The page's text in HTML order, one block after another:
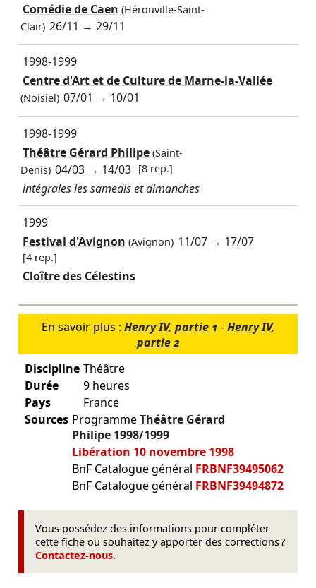
Comédie de Caen (Hérouville-Saint-
Clair) 26/11 →29/11
1998-1999
Centre d'Art et de Culture de Marne-la-Vallée
(Noisiel) 07/01 → 10/01
1998-1999
Théâtre Gérard Philipe(Saint-
Denis) 04/03 → 14/03 [8 rep.]
intégrales les samedis et dimanches
1999
Festival d'Avignon (Avignon) 11/07 → 17/07
[4 rep.]
Cloître des Célestins
En savoir plus : Henry IV, partie 1 -Henry IV,
partie 2
Discipline Théâtre
Durée
9 heures
Pays
France
Sources ProgrammeThéâtre Gérard
Philipe 1998/1999
Libération 10 novembre 1998
BnF Catalogue général FRBNF39495062
BnF Catalogue général FRBNF39494872
Vous possédez des informations pour compléter
cette fiche ou souhaitez y apporter des corrections ?
Contactez-nous.